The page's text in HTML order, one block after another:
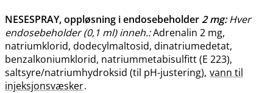
NESESPRAY, oppløsning i endosebeholder2 mg:Hver
endosebeholder (0,1 ml) inneh.:Adrenalin 2 mg,
natriumklorid, dodecylmaltosid, dinatriumedetat,
benzalkoniumklorid, natriummetabisulfitt (E 223),
saltsyre​/​natriumhydroksid (til pH-justering), vann til
injeksjonsvæsker.